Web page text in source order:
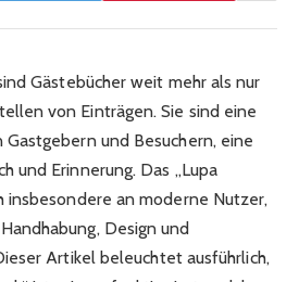
Gästebücher weit mehr als nur
von Einträgen. Sie sind eine
und Besuchern, eine
und Erinnerung. Das „Lupa
insbesondere an moderne Nutzer,
Design und
Artikel beleuchtet ausführlich,